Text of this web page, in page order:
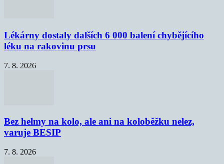
Lékárny dostaly dalších 6 000 balení chybějícího
léku na rakovinu prsu
7. 8. 2026
Bez helmy na kolo, ale ani na koloběžku nelez,
varuje BESIP
7. 8. 2026